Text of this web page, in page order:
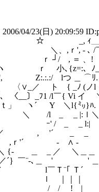
04/23(日) 20:09:59
ｨ＿
- ､ /￣
┘/ , ＝ 、! }
小､{z=:、ﾉ_.
lつ ＿ ⌒ﾘ.
／ ト { _ﾉ (ノl
〕_ﾌ1 /l￣{ Vi イ
ｔ」 ヽ´ Y ＼l{㍉}
丿 ＼ /l _ _ |:ｌ＼
' / _ _ l:|
'´ _ _ ｀¨'
,ｒ'´ - ∧ -
{- ＿ _ ／ ＼＿
￣¨-､＿ ' ' ＿
／ l￣Ｔ¨｢ Ｔ´
.／ ｌ ｜｜｜
| / / ! |